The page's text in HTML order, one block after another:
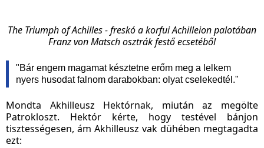
The Triumph of Achilles - freskó a korfui Achilleion palotában
Franz von Matsch osztrák festő ecsetéből
"Bár engem magamat késztetne erőm meg a lelkem
nyers husodat falnom darabokban: olyat cselekedtél."
Mondta Akhilleusz Hektórnak, miután az megölte
Patrokloszt. Hektór kérte, hogy testével bánjon
tisztességesen, ám Akhilleusz vak dühében megtagadta
ezt: